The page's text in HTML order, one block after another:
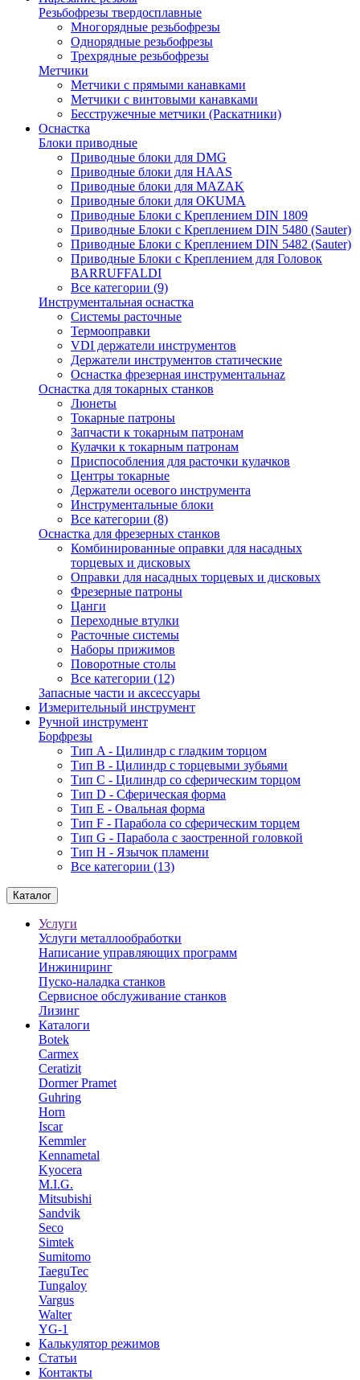
Резьбофрезы твердосплавные
Многорядные резьбофрезы
Однорядные резьбофрезы
Трехрядные резьбофрезы
Метчики
Метчики с прямыми канавками
Метчики с винтовыми канавками
Бесстружечные метчики (Раскатники)
Оснастка
Блоки приводные
Приводные блоки для DMG
Приводные блоки для HAAS
Приводные блоки для MAZAK
Приводные блоки для OKUMA
Приводные Блоки с Креплением DIN 1809
Приводные Блоки с Креплением DIN 5480 (Sauter)
Приводные Блоки с Креплением DIN 5482 (Sauter)
Приводные Блоки с Креплением для Головок
BARRUFFALDI
Все категории (9)
Инструментальная оснастка
Системы расточные
Термооправки
VDI держатели инструментов
Держатели инструментов статические
Оснастка фрезерная инструментальнаz
Оснастка для токарных станков
Люнеты
Токарные патроны
Запчасти к токарным патронам
Кулачки к токарным патронам
Приспособления для расточки кулачков
Центры токарные
Держатели осевого инструмента
Инструментальные блоки
Все категории (8)
Оснастка для фрезерных станков
Комбинированные оправки для насадных
торцевых и дисковых
Оправки для насадных торцевых и дисковых
Фрезерные патроны
Цанги
Переходные втулки
Расточные системы
Наборы прижимов
Поворотные столы
Все категории (12)
Запасные части и аксессуары
Измерительный инструмент
Ручной инструмент
Борфрезы
Тип A - Цилиндр с гладким торцом
Тип В - Цилиндр с торцевыми зубьями
Тип С - Цилиндр со сферическим торцом
Тип D - Сферическая форма
Тип Е - Овальная форма
Тип F - Парабола со сферическим торцем
Тип G - Парабола с заостренной головкой
Тип H - Язычок пламени
Все категории (13)
Каталог
Услуги
Услуги металлообработки
Написание управляющих программ
Инжиниринг
Пуско-наладка станков
Сервисное обслуживание станков
Лизинг
Каталоги
Botek
Carmex
Ceratizit
Dormer Pramet
Guhring
Horn
Iscar
Kemmler
Kennametal
Kyocera
M.I.G.
Mitsubishi
Sandvik
Seco
Simtek
Sumitomo
TaeguTec
Tungaloy
Vargus
Walter
YG-1
Калькулятор режимов
Статьи
Контакты